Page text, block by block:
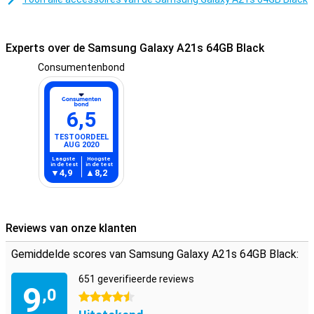
Experts over de Samsung Galaxy A21s 64GB Black
Consumentenbond
6,5
TESTOORDEEL
AUG 2020
Laagste
in de test
4,9
Hoogste
in de test
8,2
Reviews van onze klanten
Gemiddelde scores van Samsung Galaxy A21s 64GB Black:
9,0
651 geverifieerde reviews
4.5 sterren